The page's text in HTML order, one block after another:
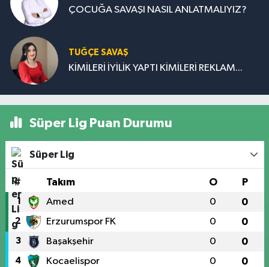
ÇOCUĞA SAVAŞI NASIL ANLATMALIYIZ?
TUĞÇE SAVAŞ
KİMİLERİ İYİLİK YAPTI KİMİLERİ REKLAM...
Süper Lig Puan Durumu
Süper Lig
# Takım O P
1 Amed 0 0
2 Erzurumspor FK 0 0
3 Başakşehir 0 0
4 Kocaelispor 0 0